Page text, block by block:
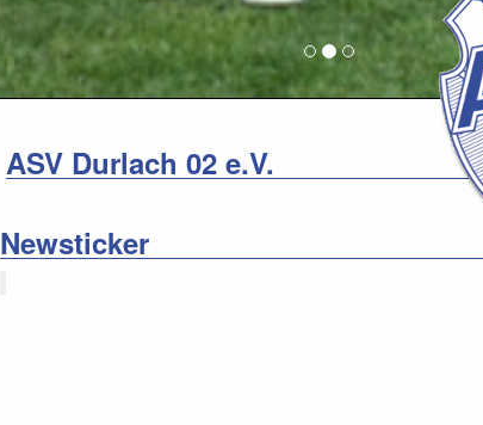
ASV Durlach 02 e.V.
Newsticker